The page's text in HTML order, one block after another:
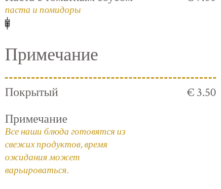
паста и помидоры
Примечание
Покрытый
€ 3.50
Примечание
Все наши блюда готовятся из
свежих продуктов, время
ожидания может
варьироваться.